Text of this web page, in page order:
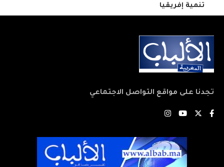
تنمية إفريقيا
تجدنا على مواقع التواصل الاجتماعي